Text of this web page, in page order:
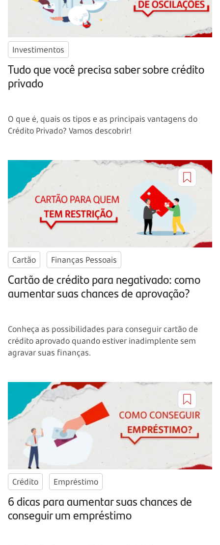
Investimentos
Tudo que você precisa saber sobre crédito
privado
O que é, quais os tipos e as principais vantagens do
Crédito Privado? Vamos descobrir!
Cartão Finanças Pessoais
Cartão de crédito para negativado: como
aumentar suas chances de aprovação?
Conheça as possibilidades para conseguir cartão de
crédito aprovado quando estiver inadimplente sem
agravar suas finanças.
Crédito Empréstimo
6 dicas para aumentar suas chances de
conseguir um empréstimo